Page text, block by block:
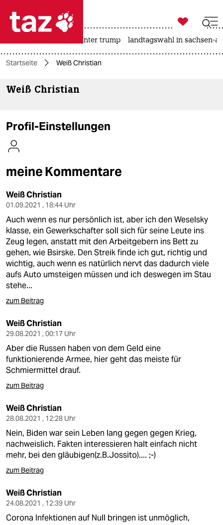
 taz zahl ich
taz zahl ich
themen
kultur
sport
berlin
nord
wahrheit
verlag
veranstaltungen
shop
fragen & hilfe
unterstützen
abo
genossenschaft
epaper login

taz zahl ich
usa unter trump landtagswahl in sachsen-
Startseite Weiß Christian
Weiß Christian
Profil-Einstellungen
meine Kommentare
Weiß Christian
01.09.2021 , 18:44 Uhr
Auch wenn es nur persönlich ist, aber ich den Weselsky
klasse, ein Gewerkschafter soll sich für seine Leute ins
Zeug legen, anstatt mit den Arbeitgebern ins Bett zu
gehen, wie Bsirske. Den Streik finde ich gut, richtig und
wichtig, auch wenn es natürlich nervt das dadurch viele
aufs Auto umsteigen müssen und ich deswegen im Stau
stehe...
zum Beitrag
Weiß Christian
29.08.2021 , 00:17 Uhr
Aber die Russen haben von dem Geld eine
funktionierende Armee, hier geht das meiste für
Schmiermittel drauf.
zum Beitrag
Weiß Christian
28.08.2021 , 12:28 Uhr
Nein, Biden war sein Leben lang gegen gegen Krieg,
nachweislich. Fakten interessieren halt einfach nicht
mehr, bei den gläubigen(z.B.Jossito).... ;-)
zum Beitrag
Weiß Christian
24.08.2021 , 12:39 Uhr
Corona Infektionen auf Null bringen ist unmöglich,